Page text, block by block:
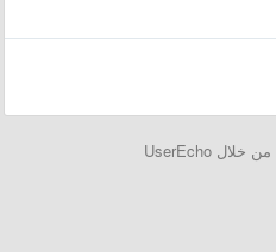
من خلال UserEcho